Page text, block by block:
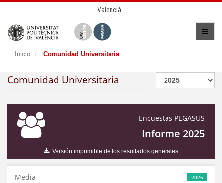
Valencià
Inicio Comunidad Universitaria
Comunidad Universitaria
Encuestas PEGASUS
Informe 2025
Versión imprimible de los resultados generales
2025
Media